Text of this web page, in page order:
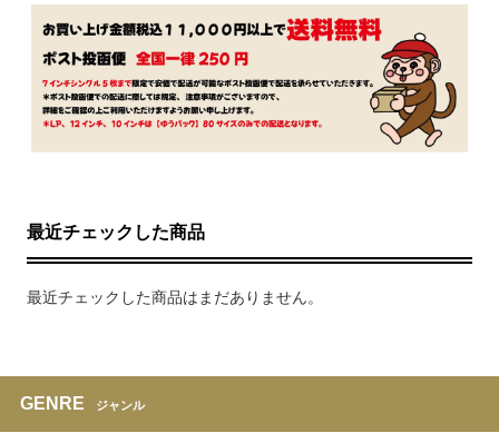
最近チェックした商品
最近チェックした商品はまだありません。
GENRE ジャンル